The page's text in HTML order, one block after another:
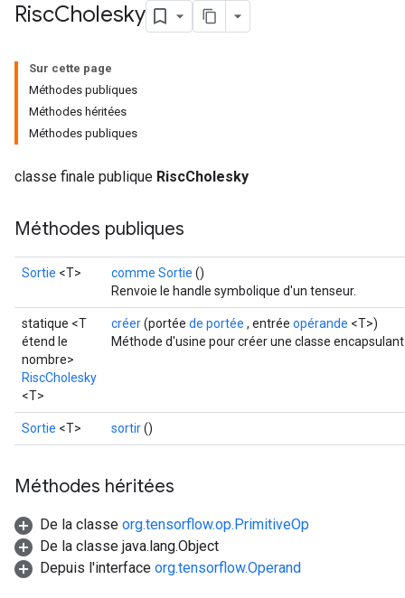
RiscCholesky
Sur cette page
Méthodes publiques
Méthodes héritées
Méthodes publiques
classe finale publique RiscCholesky
Méthodes publiques
Sortie <T> comme Sortie ()
Renvoie le handle symbolique d'un tenseur.
statique <T
étend le
nombre>
RiscCholesky
<T>
créer(portée de portée , entrée opérande <T>)
Méthode d'usine pour créer une classe
Sortie <T> sortir()
Méthodes héritées
De la classe org.tensorflow.op.PrimitiveOp
De la classe java.lang.Object
Depuis l'interface org.tensorflow.Operand